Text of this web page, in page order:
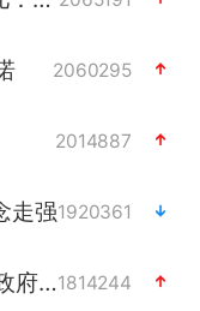
2060295
2014887
走强1920361
日本广岛民众举行游行反对政府行径1814244